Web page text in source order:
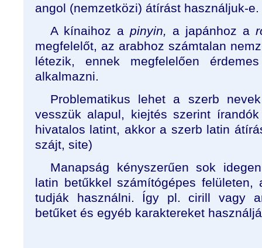
angol (nemzetközi) átírást használjuk-e.
A kínaihoz a pinyin, a japánhoz a
megfelelőt, az arabhoz számtalan
létezik, ennek megfelelően
alkalmazni.
Problematikus lehet a szerb
vesszük alapul, kiejtés szerint
hivatalos latint, akkor a szerb latin
szájt, site)
Manapság kényszerűen sok
latin betűkkel számítógépes
tudják használni. Így pl. cirill vagy
betűket és egyéb karaktereket